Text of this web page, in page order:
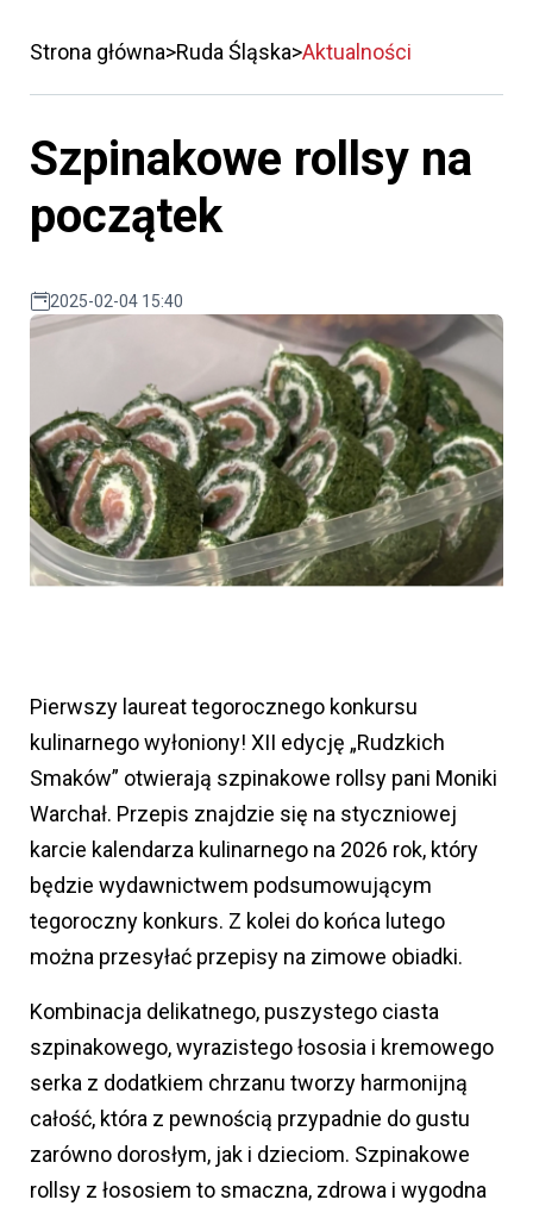
Strona główna Ruda Śląska Aktualności
Szpinakowe rollsy na
początek
2025-02-04 15:40
Pierwszy laureat tegorocznego konkursu
kulinarnego wyłoniony! XII edycję „Rudzkich
Smaków” otwierają szpinakowe rollsy pani Moniki
Warchał. Przepis znajdzie się na styczniowej
karcie kalendarza kulinarnego na 2026 rok, który
będzie wydawnictwem podsumowującym
tegoroczny konkurs. Z kolei do końca lutego
można przesyłać przepisy na zimowe obiadki.
Kombinacja delikatnego, puszystego ciasta
szpinakowego, wyrazistego łososia i kremowego
serka z dodatkiem chrzanu tworzy harmonijną
całość, która z pewnością przypadnie do gustu
zarówno dorosłym, jak i dzieciom. Szpinakowe
rollsy z łososiem to smaczna, zdrowa i wygodna